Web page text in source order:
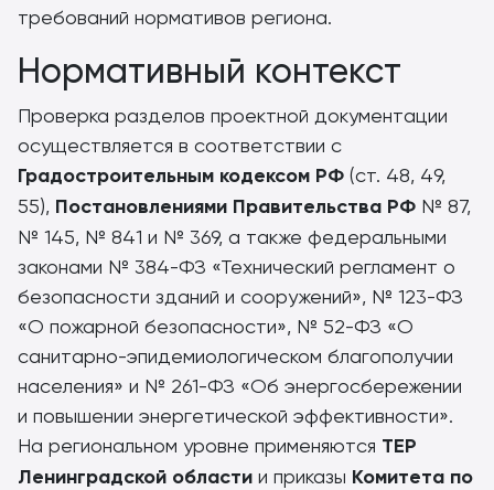
требований нормативов региона.
Нормативный контекст
Проверка разделов проектной документации
осуществляется в соответствии с
Градостроительным кодексом РФ (ст. 48, 49,
55), Постановлениями Правительства РФ № 87,
№ 145, № 841 и № 369, а также федеральными
законами № 384-ФЗ «Технический регламент о
безопасности зданий и сооружений», № 123-ФЗ
«О пожарной безопасности», № 52-ФЗ «О
санитарно-эпидемиологическом благополучии
населения» и № 261-ФЗ «Об энергосбережении
и повышении энергетической эффективности».
На региональном уровне применяются ТЕР
Ленинградской области и приказы Комитета по